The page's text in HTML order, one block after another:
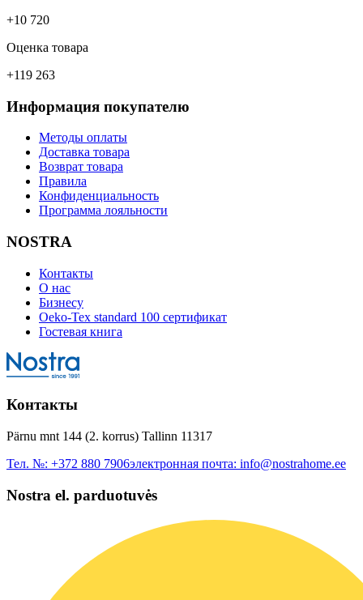
+10 720
Оценка товара
+119 263
Информация покупателю
Методы оплаты
Доставка товара
Возврат товара
Правила
Конфиденциальность
Программа лояльности
NOSTRA
Контакты
О нас
Бизнесу
Oeko-Tex standard 100 сертификат
Гостевая книга
Контакты
Pärnu mnt 144 (2. korrus) Tallinn 11317
Тел. №: +372 880 7906электронная почта: info@nostrahome.ee
Nostra el. parduotuvės